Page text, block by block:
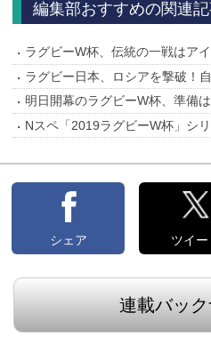
編集部おすすめの関連
ラグビーW杯、伝統の一戦はア
ラグビー日本、ロシアを撃破！
明日開幕のラグビーW杯、準備
Nスペ「2019ラグビーW杯」シ
シェア ツイー
連載バッ